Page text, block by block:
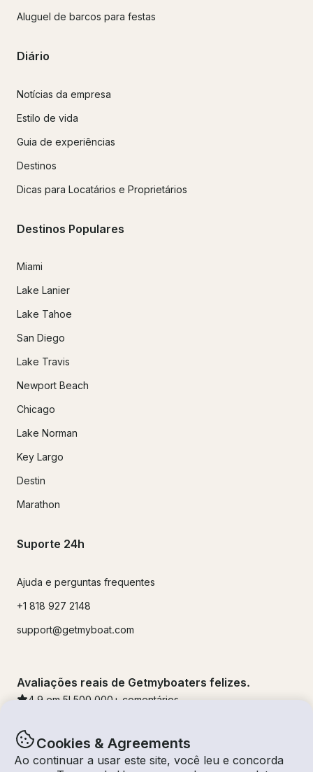
Cookies & Agreements
Ao continuar a usar este site, você leu e concorda
Aluguel de barcos para festas
Diário
Notícias da empresa
Estilo de vida
Guia de experiências
Destinos
Dicas para Locatários e Proprietários
Destinos Populares
Miami
Lake Lanier
Lake Tahoe
San Diego
Lake Travis
Newport Beach
Chicago
Lake Norman
Key Largo
Destin
Marathon
Suporte 24h
Ajuda e perguntas frequentes
+1 818 927 2148
support@getmyboat.com
Avaliações reais de Getmyboaters felizes.
4.9 em 5! 500,000 + comentários